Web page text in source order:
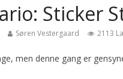
Sticker
Søren Vestergaard 2113
men denne gang er